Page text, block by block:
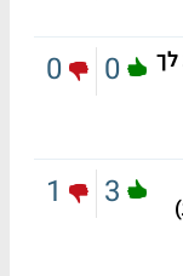
0
0
3
1